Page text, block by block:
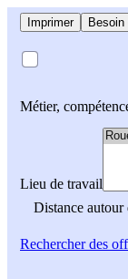
Imprimer
Métier,
Lieu de travail
Distance
Rechercherdes